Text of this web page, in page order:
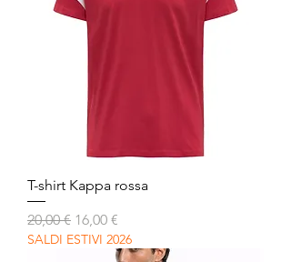
T-shirt Kappa rossa
Prezzo regolare
20,00 € Prezzo scontato
16,00 €
SALDI ESTIVI 2026